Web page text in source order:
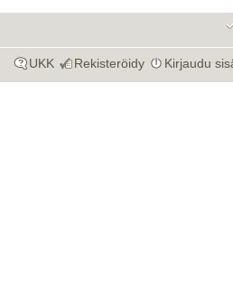
UKK Rekisteröidy Kirjaudu